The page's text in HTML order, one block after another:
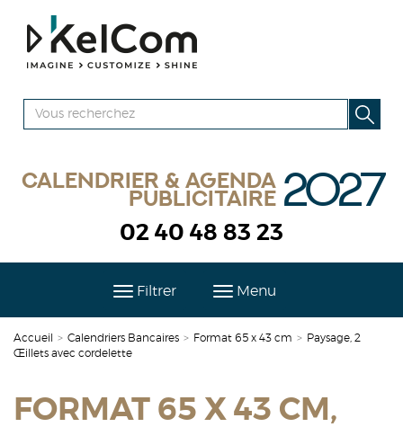
Calendrier & agenda
publicitaire 2027
02 40 48 83 23
Filtrer Menu
Accueil > Calendriers Bancaires > Format 65 x 43 cm > Paysage, 2
Œillets avec cordelette
FORMAT 65 X 43 CM,